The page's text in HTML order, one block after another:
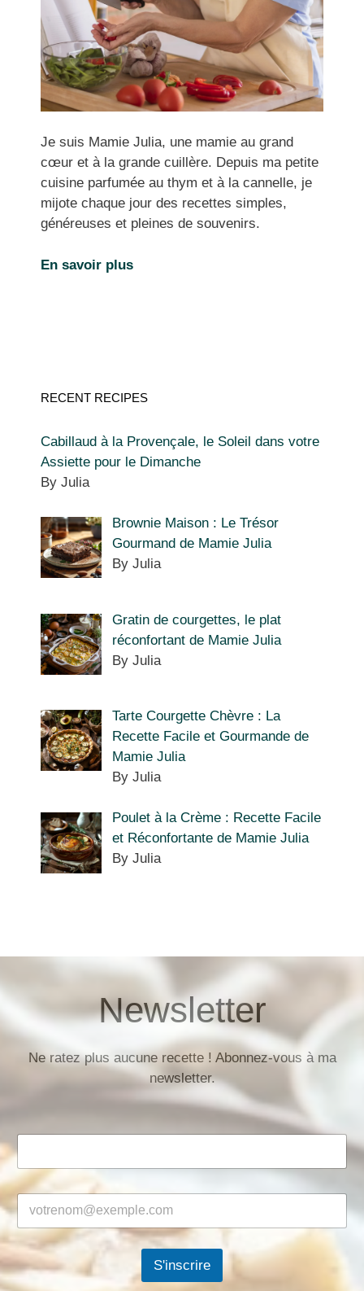
Je suis Mamie Julia, une mamie au grand
cœur et à la grande cuillère. Depuis ma petite
cuisine parfumée au thym et à la cannelle, je
mijote chaque jour des recettes simples,
généreuses et pleines de souvenirs.
En savoir plus
RECENT RECIPES
Cabillaud à la Provençale, le Soleil dans votre
Assiette pour le Dimanche
By Julia
Brownie Maison : Le Trésor
Gourmand de Mamie Julia
By Julia
Gratin de courgettes, le plat
réconfortant de Mamie Julia
By Julia
Tarte Courgette Chèvre : La
Recette Facile et Gourmande de
Mamie Julia
By Julia
Poulet à la Crème : Recette Facile
et Réconfortante de Mamie Julia
By Julia
Newsletter
Ne ratez plus aucune recette ! Abonnez-vous à ma
newsletter.
S'inscrire